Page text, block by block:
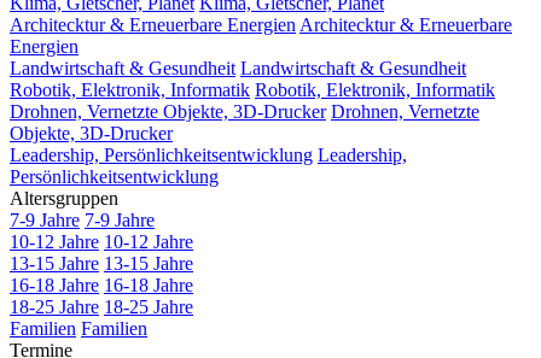
Architecktur & Erneuerbare Energien Architecktur & Erneuerbare
Energien
Landwirtschaft & Gesundheit Landwirtschaft & Gesundheit
Robotik, Elektronik, Informatik Robotik, Elektronik, Informatik
Drohnen, Vernetzte Objekte, 3D-Drucker Drohnen, Vernetzte
Objekte, 3D-Drucker
Leadership, Persönlichkeitsentwicklung Leadership,
Persönlichkeitsentwicklung
Altersgruppen
7-9 Jahre 7-9 Jahre
10-12 Jahre 10-12 Jahre
13-15 Jahre 13-15 Jahre
16-18 Jahre 16-18 Jahre
18-25 Jahre 18-25 Jahre
Familien Familien
Termine